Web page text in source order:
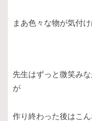
まあ色々な物が気付
先生はずっと微笑み
が
作り終わった後はこ